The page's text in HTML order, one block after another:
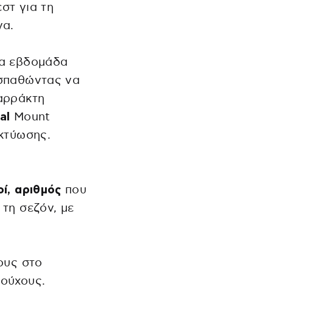
για τη
εβδομάδα
να
Mount
αριθμός που
σεζόν, με
στο